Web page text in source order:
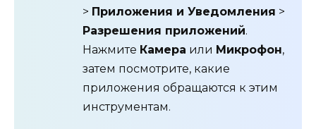
> Приложения и Уведомления >
Разрешения приложений.
Нажмите Камера или Микрофон,
затем посмотрите, какие
приложения обращаются к этим
инструментам.